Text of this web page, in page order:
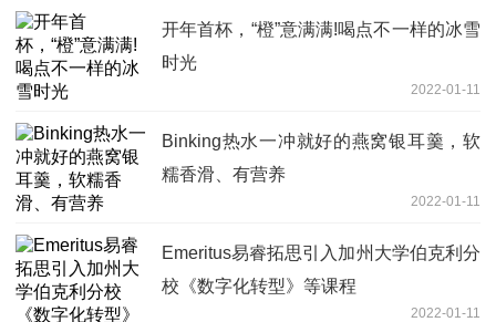
开年首杯，“橙”意满满!喝点不一样的冰雪
时光
2022-01-11
Binking热水一冲就好的燕窝银耳羹，软
糯香滑、有营养
2022-01-11
Emeritus易睿拓思引入加州大学伯克利分
校《数字化转型》等课程
2022-01-11